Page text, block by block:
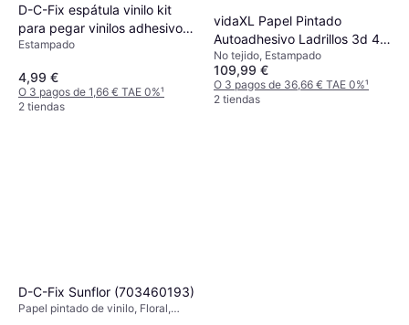
D-C-Fix espátula vinilo kit
para pegar vinilos adhesivos
muebles, cristales, ventanas
borde de fieltro con cuchillo
herramienta precision
Estampado
4,99 €
O 3 pagos de 1,66 € TAE 0%¹
2 tiendas
vidaXL Papel Pintado
Autoadhesivo Ladrillos 3d 40
Unidades Negro
No tejido, Estampado
109,99 €
O 3 pagos de 36,66 € TAE 0%¹
2 tiendas
D-C-Fix Sunflor (703460193)
Papel pintado de vinilo, Floral,